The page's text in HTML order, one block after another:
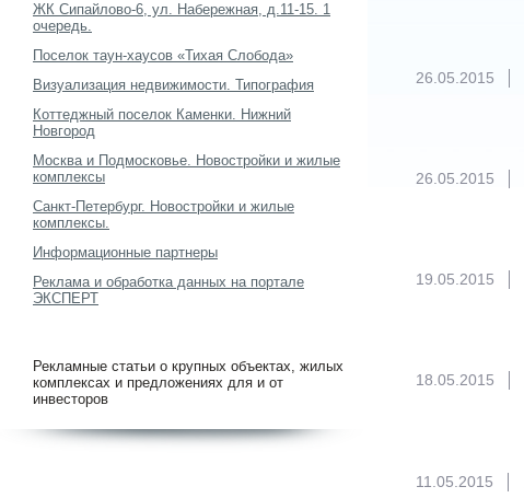
26.05.2015
26.05.2015
19.05.2015
18.05.2015
11.05.2015
ЖК Сипайлово-6, ул. Набережная, д.11-15. 1
очередь.
Поселок таун-хаусов «Тихая Слобода»
Визуализация недвижимости. Типография
Коттеджный поселок Каменки. Нижний
Новгород
Москва и Подмосковье. Новостройки и жилые
комплексы
Санкт-Петербург. Новостройки и жилые
комплексы.
Информационные партнеры
Реклама и обработка данных на портале
ЭКСПЕРТ
Рекламные статьи о крупных объектах, жилых
комплексах и предложениях для и от
инвесторов